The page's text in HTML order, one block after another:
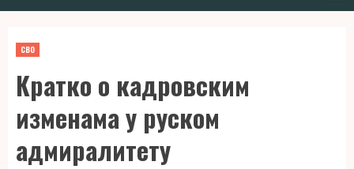
Menu
СВО
Кратко о кадровским
изменама у руском
адмиралитету